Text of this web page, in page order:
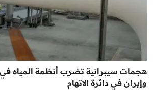
وإيران في دائرة الاتهام